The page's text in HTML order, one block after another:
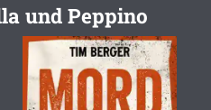
und Peppino